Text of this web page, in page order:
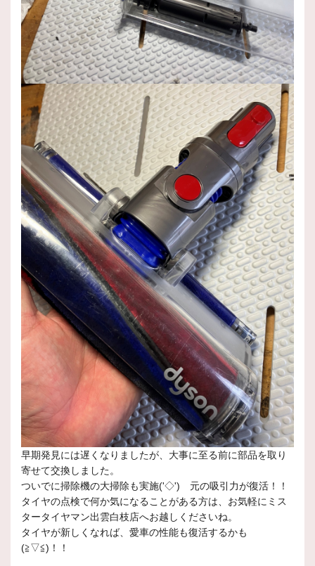
早期発見には遅くなりましたが、大事に至る前に部品を取り
寄せて交換しました。
ついでに掃除機の大掃除も実施('◇')ゞ元の吸引力が復活！！
タイヤの点検で何か気になることがある方は、お気軽にミス
タータイヤマン出雲白枝店へお越しくださいね。
タイヤが新しくなれば、愛車の性能も復活するかも
(≧▽≦)！！